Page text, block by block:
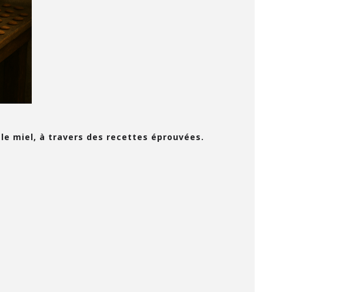
miel, à travers des recettes éprouvées.